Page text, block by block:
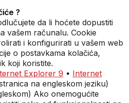
?
da li hoćete dopustiti
vašem računalu. Cookie
i konfigurirati u vašem web
o postavkama kolačića,
koji koristite.
Explorer 9 • Internet
na engleskom jeziku)
Ako onemogućite